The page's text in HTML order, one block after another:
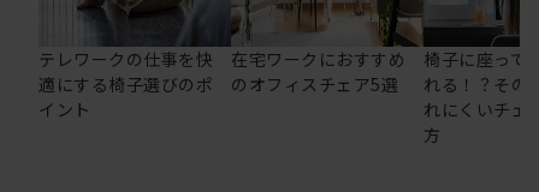
テレワークの仕事を快
適にする椅子選びのポ
イント
在宅ワークにおすすめ
のオフィスチェア5選
椅子に座って
れる！？その
れにくいチェ
方